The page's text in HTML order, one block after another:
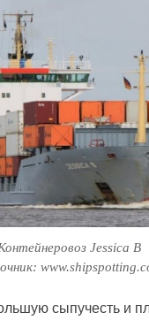
Jessica B
сыпучесть и